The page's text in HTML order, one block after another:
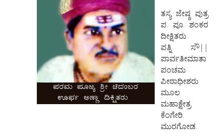
ತಸ್ಯ ಜೇಷ್ಠ ಪುತ್ರ
ಪ. ಪೂ. ಶಂಕರ
ದೀಕ್ಷಿತರು
ಪತ್ನಿ ಸೌ||
ಪಾರ್ವತೀಮಾತಾ
ಪಂಚಮ
ಪೀಠಾಧೀಶರು
ಮೂಲ
ಮಹಾಕ್ಷೇತ್ರ
ಕೆಂಗೇರಿ.
ಮುರಗೋಡ.